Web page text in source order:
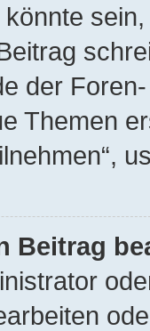
der
Themen
Beitrag